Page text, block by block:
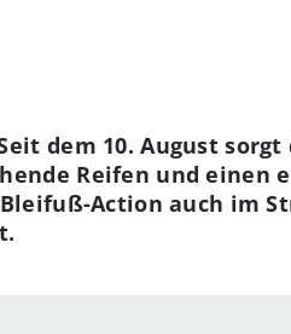
dem 10. August
Reifen und einen
Action auch im